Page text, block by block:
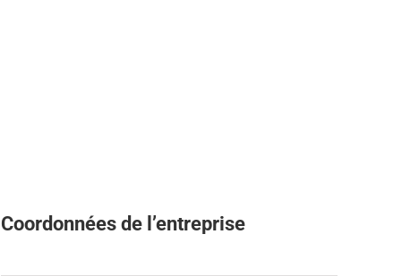
Coordonnées de l’entreprise